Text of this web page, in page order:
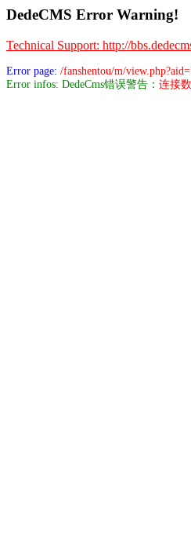
DedeCMS Error Warning!
Technical Support: http://
Error page: /fanshentou/m/
Error infos: DedeCms错误警告： 连接